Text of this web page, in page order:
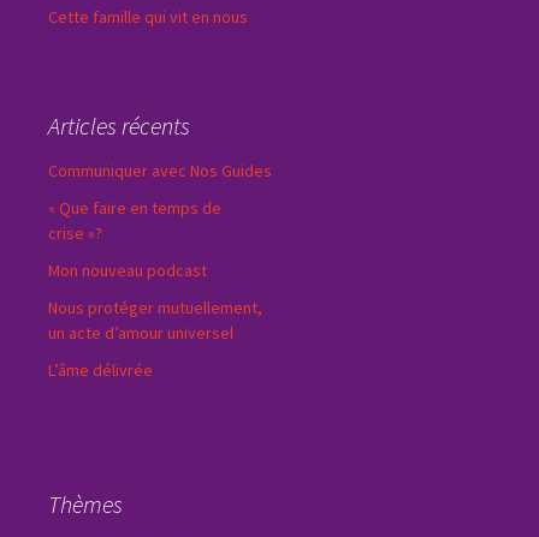
Cette famille qui vit en nous
Articles récents
Communiquer avec Nos Guides
« Que faire en temps de
crise »?
Mon nouveau podcast
Nous protéger mutuellement,
un acte d’amour universel
L’âme délivrée
Thèmes